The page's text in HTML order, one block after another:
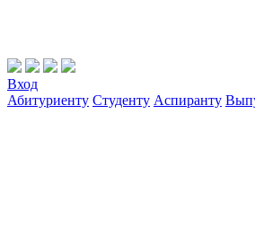
Вход
Абитуриенту Студенту Аспиранту